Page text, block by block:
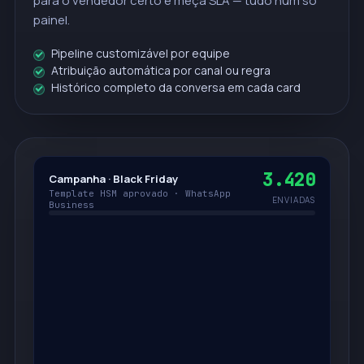
painel.
Pipeline customizável por equipe
Atribuição automática por canal ou regra
Histórico completo da conversa em cada card
Campanha · Black Friday
Template HSM aprovado · WhatsApp
Business
3.420
ENVIADAS